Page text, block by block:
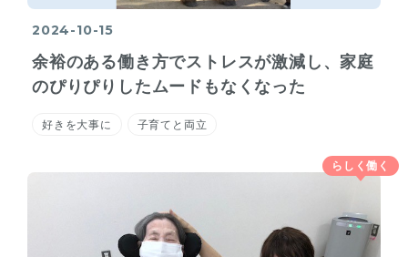
2024-10-15
余裕のある働き方でストレスが激減し、家庭
のぴりぴりしたムードもなくなった
好きを大事に 子育てと両立
らしく働く